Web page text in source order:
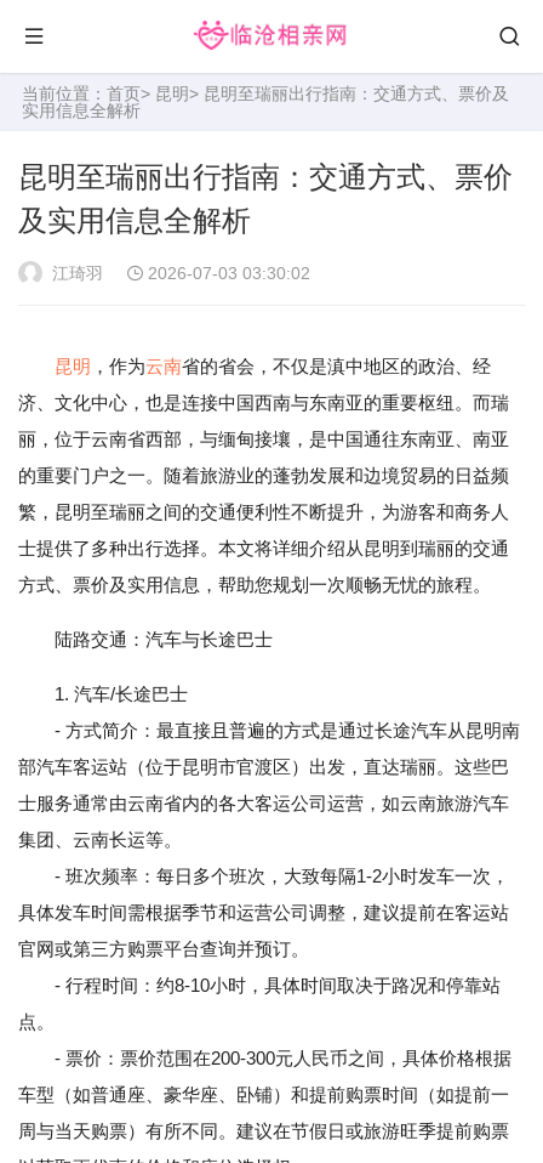
当前位置： 首页> 昆明> 昆明至瑞丽出行指南：交通方式、票价及
实用信息全解析
昆明至瑞丽出行指南：交通方式、票价
及实用信息全解析
江琦羽 2026-07-03 03:30:02
昆明 ，作为云南省的省会，不仅是滇中地区的政治、经
济、文化中心，也是连接中国西南与东南亚的重要枢纽。而瑞
丽，位于云南省西部，与缅甸接壤，是中国通往东南亚、南亚
的重要门户之一。随着旅游业的蓬勃发展和边境贸易的日益频
繁，昆明至瑞丽之间的交通便利性不断提升，为游客和商务人
士提供了多种出行选择。本文将详细介绍从昆明到瑞丽的交通
方式、票价及实用信息，帮助您规划一次顺畅无忧的旅程。
陆路交通：汽车与长途巴士
1. 汽车/长途巴士
- 方式简介：最直接且普遍的方式是通过长途汽车从昆明南
部汽车客运站（位于昆明市官渡区）出发，直达瑞丽。这些巴
士服务通常由云南省内的各大客运公司运营，如云南旅游汽车
集团、云南长运等。
- 班次频率：每日多个班次，大致每隔1-2小时发车一次，
具体发车时间需根据季节和运营公司调整，建议提前在客运站
官网或第三方购票平台查询并预订。
- 行程时间：约8-10小时，具体时间取决于路况和停靠站
点。
- 票价：票价范围在200-300元人民币之间，具体价格根据
车型（如普通座、豪华座、卧铺）和提前购票时间（如提前一
周与当天购票）有所不同。建议在节假日或旅游旺季提前购票